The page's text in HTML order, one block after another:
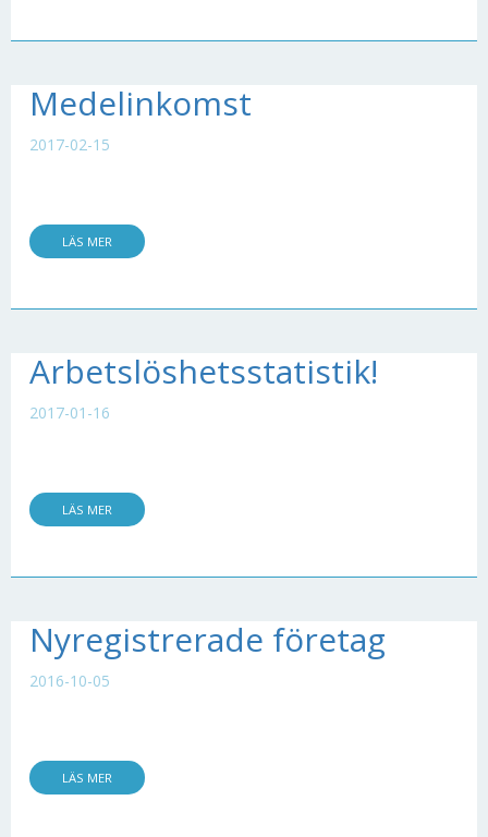
Medelinkomst
2017-02-15
LÄS MER
Arbetslöshetsstatistik!
2017-01-16
LÄS MER
Nyregistrerade företag
2016-10-05
LÄS MER